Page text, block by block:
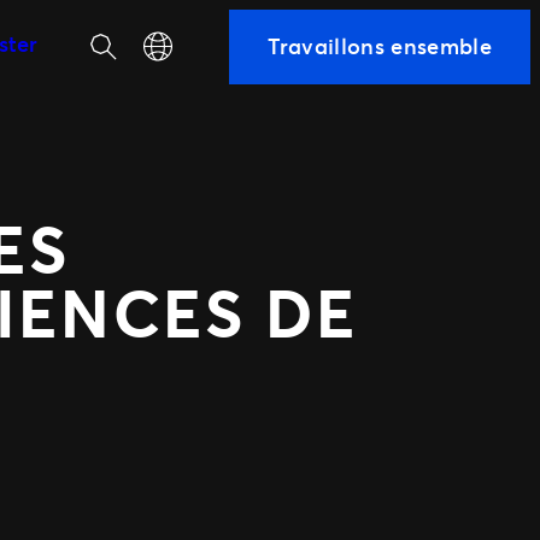
RechercheSelect your language
Travaillons ensemble
DE